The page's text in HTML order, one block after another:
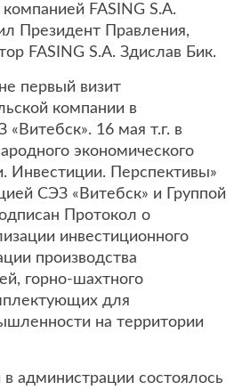
FASING S.A.
Президент Правления,
FASING S.A. Здислав Бик.
первый визит
компании в
16 мая т.г. в
экономического
Инвестиции. Перспективы»
СЭЗ «Витебск» и Группой
Протокол о
инвестиционного
производства
горно-шахтного
для
на территории
в администрации состоялось